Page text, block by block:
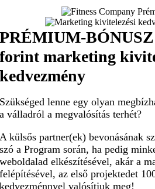
PRÉMIUM-BÓNUSZ
forint marketing
kedvezmény
Szükséged lenne egy olyan
a válladról a megvalósítás terhét?
A külsős partner(ek) bevonásának
szó a Program során, ha pedig
weboldalad elkészítésével, akár a
felépítésével, az első projektedet
kedvezménnyel valósítjuk meg!